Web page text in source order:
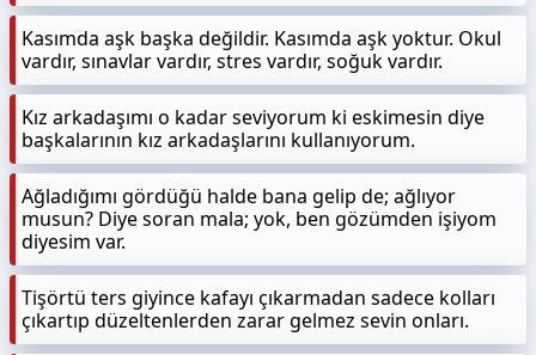
Kasımda aşk başka değildir. Kasımda aşk yoktur. Okul
vardır, sınavlar vardır, stres vardır, soğuk vardır.
Kız arkadaşımı o kadar seviyorum ki eskimesin diye
başkalarının kız arkadaşlarını kullanıyorum.
Ağladığımı gördüğü halde bana gelip de; ağlıyor
musun? Diye soran mala; yok, ben gözümden işiyom
diyesim var.
Tişörtü ters giyince kafayı çıkarmadan sadece kolları
çıkartıp düzeltenlerden zarar gelmez sevin onları.